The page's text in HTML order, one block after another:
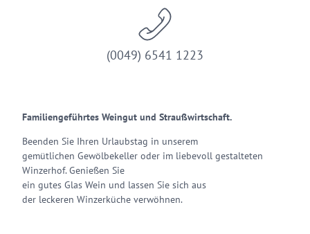
(0049) 6541 1223
Familiengeführtes Weingut und Straußwirtschaft.
Beenden Sie Ihren Urlaubstag in unserem
gemütlichen Gewölbekeller oder im liebevoll gestalteten
Winzerhof. Genießen Sie
ein gutes Glas Wein und lassen Sie sich aus
der leckeren Winzerküche verwöhnen.